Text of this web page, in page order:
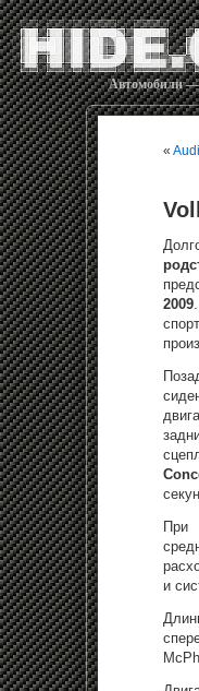
Автомобили —
«
2009
и